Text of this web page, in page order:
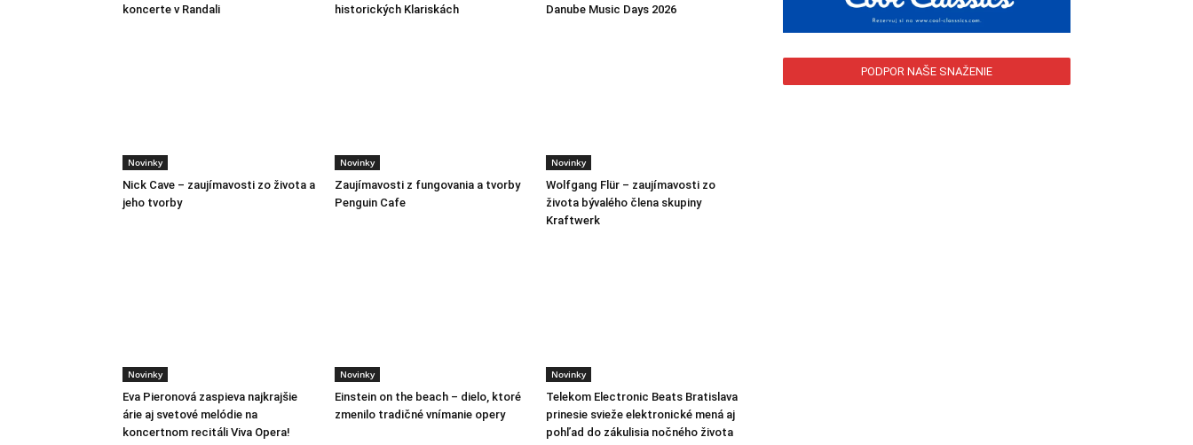
koncerte v Randali
historických Klariskách
Danube Music Days 2026
Novinky
Nick Cave – zaujímavosti zo života a
jeho tvorby
Novinky
Zaujímavosti z fungovania a tvorby
Penguin Cafe
Novinky
Wolfgang Flür – zaujímavosti zo
života bývalého člena skupiny
Kraftwerk
Novinky
Eva Pieronová zaspieva najkrajšie
árie aj svetové melódie na
koncertnom recitáli Viva Opera!
Novinky
Einstein on the beach – dielo, ktoré
zmenilo tradičné vnímanie opery
Novinky
Telekom Electronic Beats Bratislava
prinesie svieže elektronické mená aj
pohľad do zákulisia nočného života
PODPOR NAŠE SNAŽENIE